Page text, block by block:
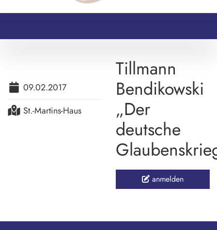
09.02.2017
St.-Martins-Haus
Tillmann
Bendikowski
„Der
deutsche
anmelden